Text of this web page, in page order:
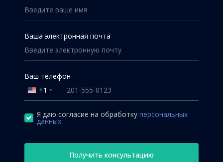
Ваша электронная почта
Ваш телефон
United
States
+1
+1
Я даю согласие на обработку персональных
данных.
Получить консультацию